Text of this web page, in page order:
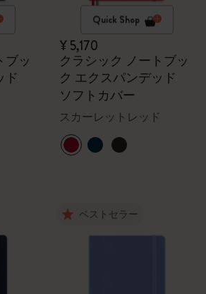
ブッ
ド
Quick Shop
¥ 5,170
クラシック ノートブッ
ク エクスパンデッド
ソフトカバー
スカーレットレッド
ベストセラー